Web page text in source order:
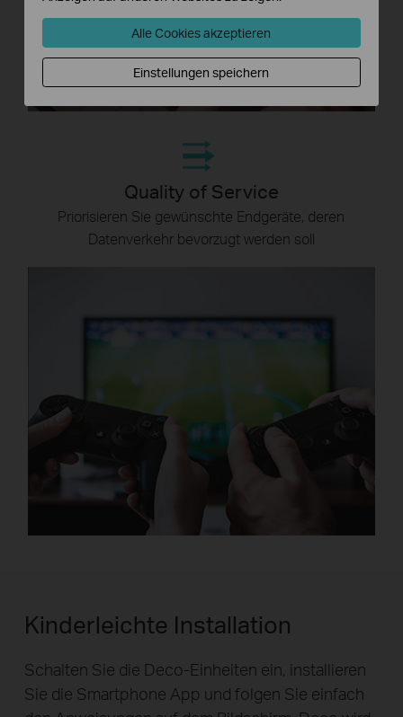
Quality of Service
Priorisieren Sie gewünschte Endgeräte, deren
Datenverkehr bevorzugt werden soll
Kinderleichte Installation
Schalten Sie die Deco-Einheiten ein, installieren
Sie die Smartphone App und folgen Sie einfach
Alle Cookies akzeptieren
Einstellungen speichern